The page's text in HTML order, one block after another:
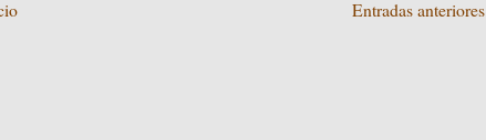
Entradas anteriores